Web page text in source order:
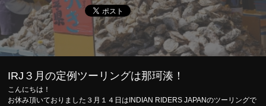
IRJ３月の定例ツーリングは那珂湊！
こんにちは！
お休み頂いておりました３月１４日はINDIAN RIDERS JAPANのツーリングで